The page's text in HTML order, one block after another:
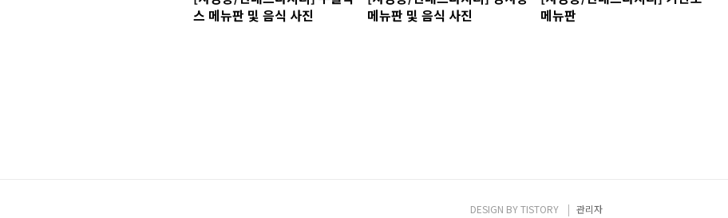
스 메뉴판 및 음식 사진
메뉴판 및 음식 사진
메뉴판
DESIGN BYTISTORY 관리자